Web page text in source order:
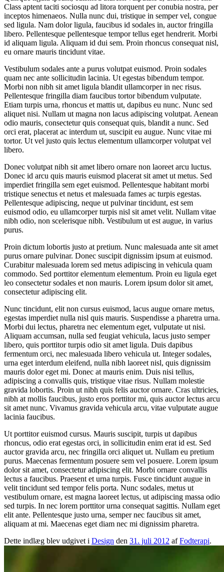
Class aptent taciti sociosqu ad litora torquent per conubia nostra, per
inceptos himenaeos. Nulla nunc dui, tristique in semper vel, congue
sed ligula. Nam dolor ligula, faucibus id sodales in, auctor fringilla
libero. Pellentesque pellentesque tempor tellus eget hendrerit. Morbi
id aliquam ligula. Aliquam id dui sem. Proin rhoncus consequat nisl,
eu ornare mauris tincidunt vitae.
Vestibulum sodales ante a purus volutpat euismod. Proin sodales
quam nec ante sollicitudin lacinia. Ut egestas bibendum tempor.
Morbi non nibh sit amet ligula blandit ullamcorper in nec risus.
Pellentesque fringilla diam faucibus tortor bibendum vulputate.
Etiam turpis urna, rhoncus et mattis ut, dapibus eu nunc. Nunc sed
aliquet nisi. Nullam ut magna non lacus adipiscing volutpat. Aenean
odio mauris, consectetur quis consequat quis, blandit a nunc. Sed
orci erat, placerat ac interdum ut, suscipit eu augue. Nunc vitae mi
tortor. Ut vel justo quis lectus elementum ullamcorper volutpat vel
libero.
Donec volutpat nibh sit amet libero ornare non laoreet arcu luctus.
Donec id arcu quis mauris euismod placerat sit amet ut metus. Sed
imperdiet fringilla sem eget euismod. Pellentesque habitant morbi
tristique senectus et netus et malesuada fames ac turpis egestas.
Pellentesque adipiscing, neque ut pulvinar tincidunt, est sem
euismod odio, eu ullamcorper turpis nisl sit amet velit. Nullam vitae
nibh odio, non scelerisque nibh. Vestibulum ut est augue, in varius
purus.
Proin dictum lobortis justo at pretium. Nunc malesuada ante sit amet
purus ornare pulvinar. Donec suscipit dignissim ipsum at euismod.
Curabitur malesuada lorem sed metus adipiscing in vehicula quam
commodo. Sed porttitor elementum elementum. Proin eu ligula eget
leo consectetur sodales et non mauris. Lorem ipsum dolor sit amet,
consectetur adipiscing elit.
Nunc tincidunt, elit non cursus euismod, lacus augue ornare metus,
egestas imperdiet nulla nisl quis mauris. Suspendisse a pharetra urna.
Morbi dui lectus, pharetra nec elementum eget, vulputate ut nisi.
Aliquam accumsan, nulla sed feugiat vehicula, lacus justo semper
libero, quis porttitor turpis odio sit amet ligula. Duis dapibus
fermentum orci, nec malesuada libero vehicula ut. Integer sodales,
urna eget interdum eleifend, nulla nibh laoreet nisl, quis dignissim
mauris dolor eget mi. Donec at mauris enim. Duis nisi tellus,
adipiscing a convallis quis, tristique vitae risus. Nullam molestie
gravida lobortis. Proin ut nibh quis felis auctor ornare. Cras ultricies,
nibh at mollis faucibus, justo eros porttitor mi, quis auctor lectus arcu
sit amet nunc. Vivamus gravida vehicula arcu, vitae vulputate augue
lacinia faucibus.
Ut porttitor euismod cursus. Mauris suscipit, turpis ut dapibus
rhoncus, odio erat egestas orci, in sollicitudin enim erat id est. Sed
auctor gravida arcu, nec fringilla orci aliquet ut. Nullam eu pretium
purus. Maecenas fermentum posuere sem vel posuere. Lorem ipsum
dolor sit amet, consectetur adipiscing elit. Morbi ornare convallis
lectus a faucibus. Praesent et urna turpis. Fusce tincidunt augue in
velit tincidunt sed tempor felis porta. Nunc sodales, metus ut
vestibulum ornare, est magna laoreet lectus, ut adipiscing massa odio
sed turpis. In nec lorem porttitor urna consequat sagittis. Nullam eget
elit ante. Pellentesque justo urna, semper nec faucibus sit amet,
aliquam at mi. Maecenas eget diam nec mi dignissim pharetra.
Dette indlæg blev udgivet i Design den 31. juli 2012 afFodterapi.